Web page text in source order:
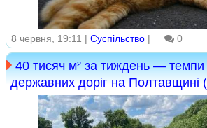
8 червня, 19:11 | Суспільство | 0
40 тисяч м² за тиждень —
державних доріг на Полтавщині